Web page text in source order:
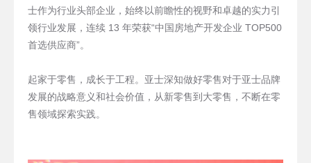
士作为行业头部企业，始终以前瞻性的视野和卓越的实力引
领行业发展，连续 13 年荣获“中国房地产开发企业 TOP500
首选供应商”。
起家于零售，成长于工程。亚士深知做好零售对于亚士品牌
发展的战略意义和社会价值，从新零售到大零售，不断在零
售领域探索实践。